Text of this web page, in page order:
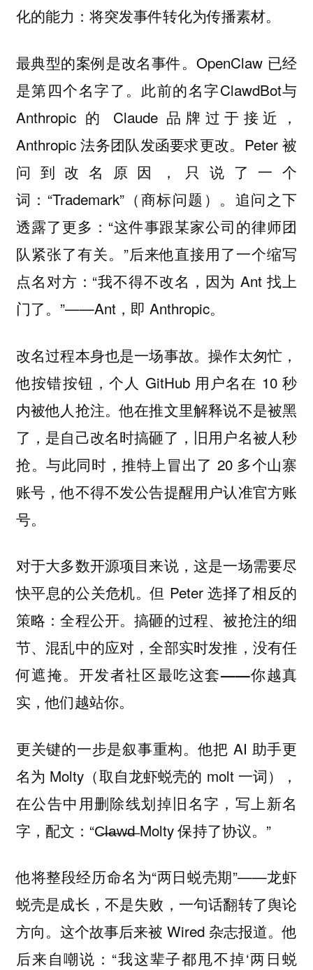
化的能力： 将突发事件转化为传播素材。
最典型的案例是改名事件。OpenClaw 已经
是第四个名字了。此前的名字ClawdBot与
Anthropic 的 Claude 品牌过于接近，
Anthropic 法务团队发函要求更改。Peter 被
问到改名原因，只说了一个
词：“Trademark”（商标问题）。追问之下
透露了更多：“这件事跟某家公司的律师团
队紧张了有关。”后来他直接用了一个缩写
点名对方：“我不得不改名，因为 Ant 找上
门了。”——Ant，即 Anthropic。
改名过程本身也是一场事故。操作太匆忙，
他按错按钮，个人 GitHub 用户名在 10 秒
内被他人抢注。他在推文里解释说不是被黑
了，是自己改名时搞砸了，旧用户名被人秒
抢。与此同时，推特上冒出了 20 多个山寨
账号，他不得不发公告提醒用户认准官方账
号。
对于大多数开源项目来说，这是一场需要尽
快平息的公关危机。但 Peter 选择了相反的
策略：全程公开。搞砸的过程、被抢注的细
节、混乱中的应对，全部实时发推，没有任
何遮掩。 开发者社区最吃这套——你越真
实，他们越站你。
更关键的一步是叙事重构。他把 AI 助手更
名为 Molty（取自龙虾蜕壳的 molt 一词），
在公告中用删除线划掉旧名字，写上新名
字，配文：“C̶l̶a̶w̶d̶ Molty 保持了协议。”
他将整段经历命名为“两日蜕壳期”——龙虾
蜕壳是成长，不是失败，一句话翻转了舆论
方向。这个故事后来被 Wired 杂志报道。他
后来自嘲说：“我这辈子都甩不掉‘两日蜕